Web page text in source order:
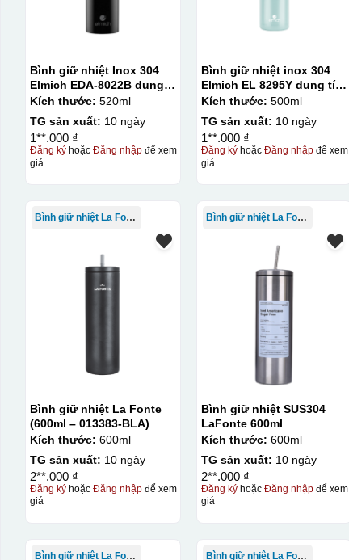
Bình giữ nhiệt Inox 304
Elmich EDA-8022B dung
tích 520ml
Kích thước: 520ml
TG sản xuất: 10 ngày
1**.000 ₫
Đăng kýhoặc Đăng nhậpđể xem
giá
Bình giữ nhiệt inox 304
Elmich EL 8295Y dung tích
500ml
Kích thước: 500ml
TG sản xuất: 10 ngày
1**.000 ₫
Đăng ký hoặcĐăng nhập để xem
giá
Bình giữ nhiệt La Fonte
Bình giữ nhiệt La Fonte
(600ml – 013383-BLA)
Kích thước: 600ml
TG sản xuất: 10 ngày
2**.000 ₫
Đăng kýhoặc Đăng nhậpđể xem
giá
Bình giữ nhiệt La Fonte
Bình giữ nhiệt SUS304
LaFonte 600ml
Kích thước: 600ml
TG sản xuất: 10 ngày
2**.000 ₫
Đăng ký hoặcĐăng nhập để xem
giá
Bình giữ nhiệt La Fonte Bình giữ nhiệt La Fonte